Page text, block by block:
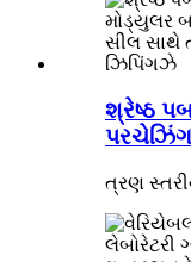
શ્રેષ્ઠ
પરચેઝિંગ
ત્રણ